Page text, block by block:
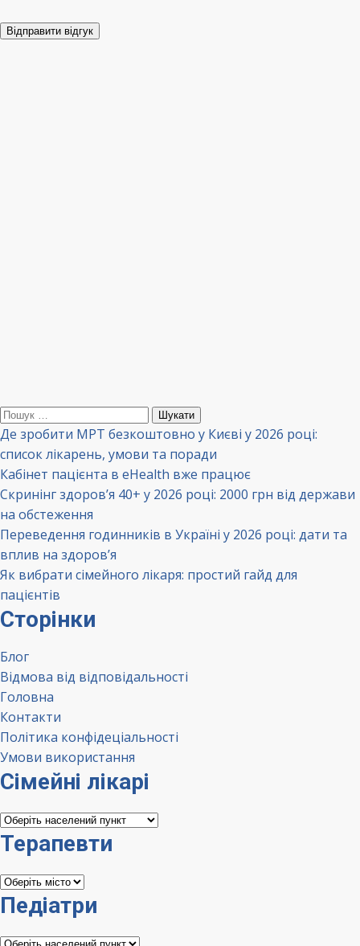
Відправити відгук
Пошук:
Де зробити МРТ безкоштовно у Києві у 2026 році:
список лікарень, умови та поради
Кабінет пацієнта в eHealth вже працює
Скринінг здоров’я 40+ у 2026 році: 2000 грн від держави
на обстеження
Переведення годинників в Україні у 2026 році: дати та
вплив на здоров’я
Як вибрати сімейного лікаря: простий гайд для
пацієнтів
Сторінки
Блог
Відмова від відповідальності
Головна
Контакти
Політика конфідеціальності
Умови використання
Сімейні лікарі
Сімейні
лікарі
Терапевти
Терапевти
Педіатри
Педіатри